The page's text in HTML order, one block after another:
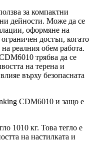
за компактни
дейности. Може да се
оформяне на
достъп, когато
реалния обем работа.
трябва да се
на терена и
върху безопасната
CDM6010 и защо е
1010 кг. Това тегло е
на настилката и